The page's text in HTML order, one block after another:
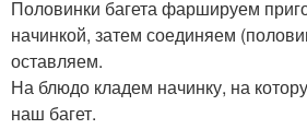
Половинки багета фаршируем
начинкой, затем соединяем
оставляем.
На блюдо кладем начинку, на
наш багет.